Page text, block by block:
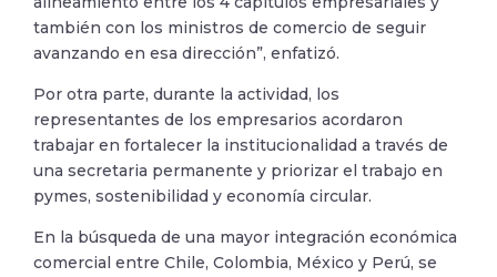
también con los ministros de comercio de seguir
avanzando en esa dirección”, enfatizó.
Por otra parte, durante la actividad, los
representantes de los empresarios acordaron
trabajar en fortalecer la institucionalidad a través de
una secretaria permanente y priorizar el trabajo en
pymes, sostenibilidad y economía circular.
En la búsqueda de una mayor integración económica
comercial entre Chile, Colombia, México y Perú, se